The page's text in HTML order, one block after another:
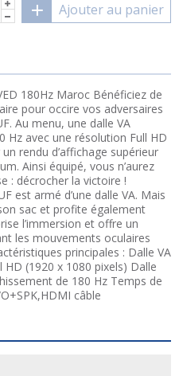
Ajouter au panier
180Hz Maroc Bénéficiez de
pour occire vos adversaires
Au menu, une dalle VA
Hz avec une résolution Full HD
rendu d’affichage supérieur
Ainsi équipé, vous n’aurez
: décrocher la victoire !
est armé d’une dalle VA. Mais
sac et profite également
l’immersion et offre un
les mouvements oculaires
principales : Dalle VA
(1920 x 1080 pixels) Dalle
de 180 Hz Temps de
câble